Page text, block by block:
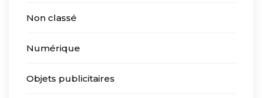
Non classé
Numérique
Objets publicitaires